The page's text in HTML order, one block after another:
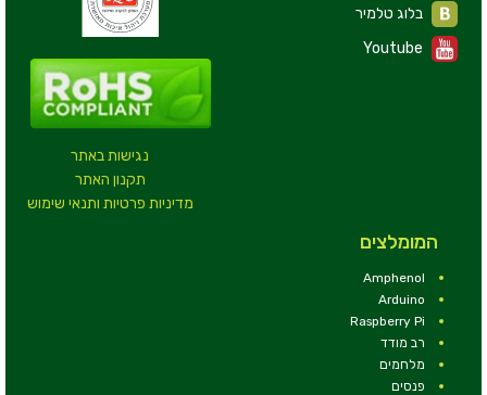
נגישות באתר
תקנון האתר
מדיניות פרטיות ותנאי שימוש
Youtube
המומלצים
Amphenol
Arduino
Raspberry Pi
רב מודד
מלחמים
פנסים